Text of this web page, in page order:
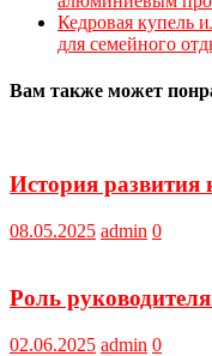
Кедровая купель
для семейного
Вам также может
История развития
08.05.2025 admin 0
Роль
02.06.2025 admin 0